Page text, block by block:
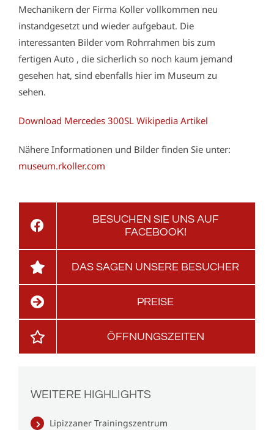
Mechanikern der Firma Koller vollkommen neu
instandgesetzt und wieder aufgebaut. Die
interessanten Bilder vom Rohrrahmen bis zum
fertigen Auto , die sicherlich so noch kaum jemand
gesehen hat, sind ebenfalls hier im Museum zu
sehen.
Download Mercedes 300SL Wikipedia Artikel
Nähere Informationen und Bilder finden Sie unter:
museum.rkoller.com
BESUCHEN SIE UNS AUF
FACEBOOK!
DAS SAGEN UNSERE BESUCHER
PREISE
ÖFFNUNGSZEITEN
WEITERE HIGHLIGHTS
Lipizzaner Trainingszentrum